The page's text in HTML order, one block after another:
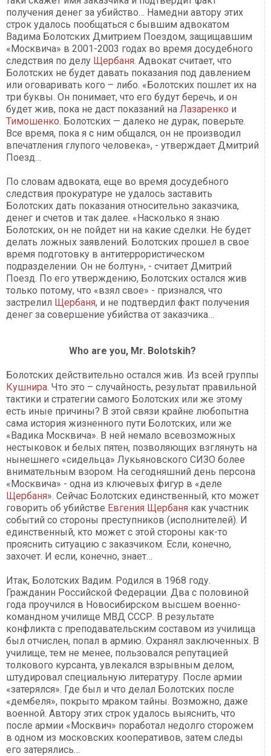
получения денег за убийство… Намедни автору этих
строк удалось пообщаться с бывшим адвокатом
Вадима Болотских Дмитрием Поездом, защищавшим
«Москвича» в 2001-2003 годах во время досудебного
следствия по делу Щербаня. Адвокат считает, что
Болотских не будет давать показания под давлением
или оговаривать кого – либо. «Болотских пошлет их на
три буквы. Он понимает, что его будут беречь, и он
будет жив, пока не даст показаний на Лазаренко и
Тимошенко. Болотских — далеко не дурак, поверьте.
Все время, пока я с ним общался, он не производил
впечатления глупого человека», - утверждает Дмитрий
Поезд…
По словам адвоката, еще во время досудебного
следствия прокуратуре не удалось заставить
Болотских дать показания относительно заказчика,
денег и счетов и так далее. «Насколько я знаю
Болотских, он не пойдет ни на какие сделки. Не будет
делать ложных заявлений. Болотских прошел в свое
время подготовку в антитеррористическом
подразделении. Он не болтун», - считает Дмитрий
Поезд. По его утверждению, Болотских остался жив
только потому, что «взял свое» - признался, что
застрелил Щербаня, и не подтвердил факт получения
денег за совершение убийства от заказчика…
Who are you, Mr. Bolotskih?
Болотских действительно остался жив. Из всей группы
Кушнира. Что это – случайность, результат правильной
тактики и стратегии самого Болотских или же этому
есть иные причины? В этой связи крайне любопытна
сама история жизненного пути Болотских, или же
«Вадика Москвича». В ней немало всевозможных
нестыковок и белых пятен, позволяющих взглянуть на
нынешнего «сидельца» Лукьяновского СИЗО более
внимательным взором. На сегодняшний день персона
«Москвича» - одна из ключевых фигур в «деле
Щербаня». Сейчас Болотских единственный, кто может
говорить об убийстве Евгения Щербаня как участник
событий со стороны преступников (исполнителей). И
единственный, кто может с этой стороны как-то
прояснить ситуацию с заказчиком. Если, конечно,
захочет. И если, конечно, знает…
Итак, Болотских Вадим. Родился в 1968 году.
Гражданин Российской Федерации. Два с половиной
года проучился в Новосибирском высшем военно-
командном училище МВД СССР. В результате
конфликта с преподавательским составом из училища
был отчислен, попал в армию. Охранял заключенных. В
училище, тем не менее, пользовался репутацией
толкового курсанта, увлекался взрывным делом,
штудировал специальную литературу. После армии
«затерялся». Где был и что делал Болотских после
«дембеля», покрыто мраком тайны. Возможно, даже
военной. Автору этих строк удалось выяснить, что
после армии «Москвич» поработал недолго сторожем
в одном из московских кооперативов, затем следы
его затерялись…